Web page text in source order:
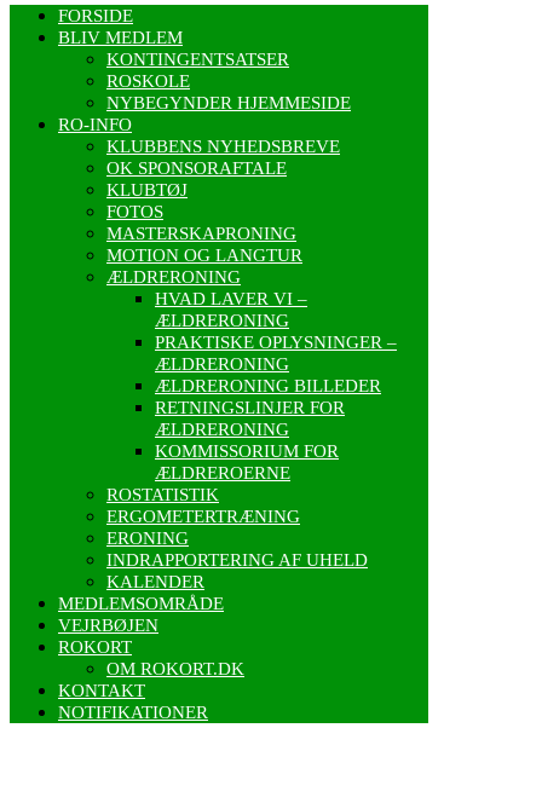
FORSIDE
BLIV MEDLEM
KONTINGENTSATSER
ROSKOLE
NYBEGYNDER HJEMMESIDE
RO-INFO
KLUBBENS NYHEDSBREVE
OK SPONSORAFTALE
KLUBTØJ
FOTOS
MASTERSKAPRONING
MOTION OG LANGTUR
ÆLDRERONING
HVAD LAVER VI –
ÆLDRERONING
PRAKTISKE OPLYSNINGER –
ÆLDRERONING
ÆLDRERONING BILLEDER
RETNINGSLINJER FOR
ÆLDRERONING
KOMMISSORIUM FOR
ÆLDREROERNE
ROSTATISTIK
ERGOMETERTRÆNING
ERONING
INDRAPPORTERING AF UHELD
KALENDER
MEDLEMSOMRÅDE
VEJRBØJEN
ROKORT
OM ROKORT.DK
KONTAKT
NOTIFIKATIONER